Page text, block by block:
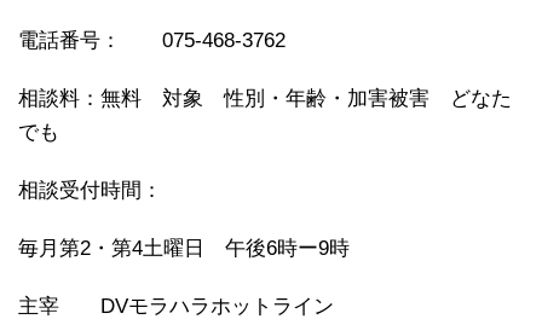
電話番号： 075-468-3762
相談料：無料 対象 性別・年齢・加害被害 どなた
でも
相談受付時間：
毎月第2・第4土曜日 午後6時ー9時
主宰 DVモラハラホットライン